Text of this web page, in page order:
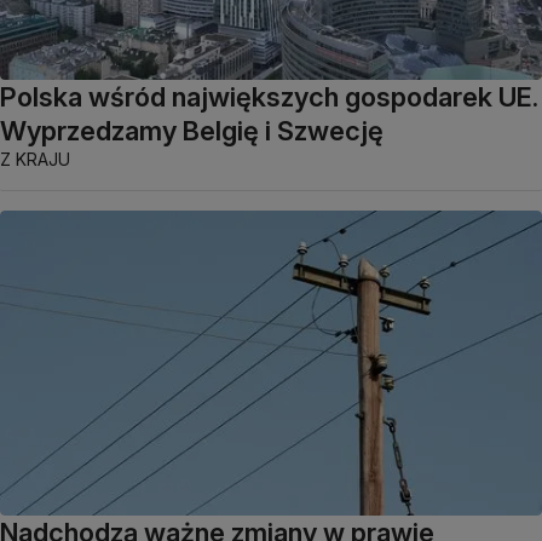
Polska wśród największych gospodarek UE.
Wyprzedzamy Belgię i Szwecję
Z KRAJU
Nadchodzą ważne zmiany w prawie